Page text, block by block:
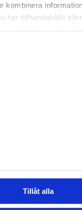
kombinera
har tillhandahållit
Tillåt alla
vår egen Trivsel
att följa upp hur
resultatet
2026
att kurvorna
sig trygga i KSH.
efterfrågats i
fler klockor i